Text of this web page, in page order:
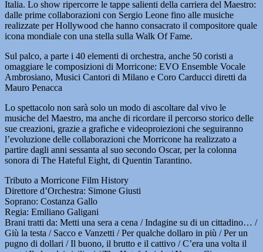
Italia. Lo show ripercorre le tappe salienti della carriera del Maestro:
dalle prime collaborazioni con Sergio Leone fino alle musiche
realizzate per Hollywood che hanno consacrato il compositore quale
icona mondiale con una stella sulla Walk Of Fame.
Sul palco, a parte i 40 elementi di orchestra, anche 50 coristi a
omaggiare le composizioni di Morricone: EVO Ensemble Vocale
Ambrosiano, Musici Cantori di Milano e Coro Carducci diretti da
Mauro Penacca
Lo spettacolo non sarà solo un modo di ascoltare dal vivo le
musiche del Maestro, ma anche di ricordare il percorso storico delle
sue creazioni, grazie a grafiche e videoproiezioni che seguiranno
l’evoluzione delle collaborazioni che Morricone ha realizzato a
partire dagli anni sessanta al suo secondo Oscar, per la colonna
sonora di The Hateful Eight, di Quentin Tarantino.
Tributo a Morricone Film History
Direttore d’Orchestra: Simone Giusti
Soprano: Costanza Gallo
Regia: Emiliano Galigani
Brani tratti da: Metti una sera a cena / Indagine su di un cittadino… /
Giù la testa / Sacco e Vanzetti / Per qualche dollaro in più / Per un
pugno di dollari / Il buono, il brutto e il cattivo / C’era una volta il